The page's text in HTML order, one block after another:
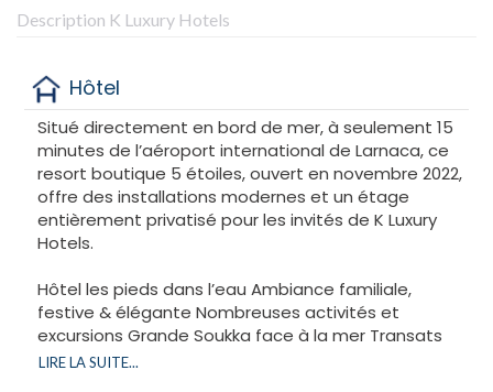
Description K Luxury Hotels
Hôtel
Situé directement en bord de mer, à seulement 15
minutes de l’aéroport international de Larnaca, ce
resort boutique 5 étoiles, ouvert en novembre 2022,
offre des installations modernes et un étage
entièrement privatisé pour les invités de K Luxury
Hotels.
Hôtel les pieds dans l’eau Ambiance familiale,
festive & élégante Nombreuses activités et
excursions Grande Soukka face à la mer Transats
privés sur la plage.
LIRE LA SUITE...